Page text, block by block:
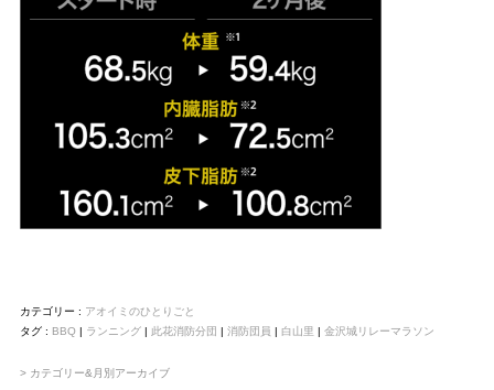
カテゴリー : アオイミのひとりごと
タグ : BBQ| ランニング| 此花消防分団 | 消防団員 | 白山里 | 金沢城リレーマラソン
> カテゴリー&月別アーカイブ